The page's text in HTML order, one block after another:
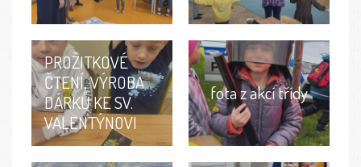
PROŽITKOVÉ
ČTENÍ, VÝROBA
DÁRKŮ KE SV.
VALENTÝNOVI
fota z akcí třídy